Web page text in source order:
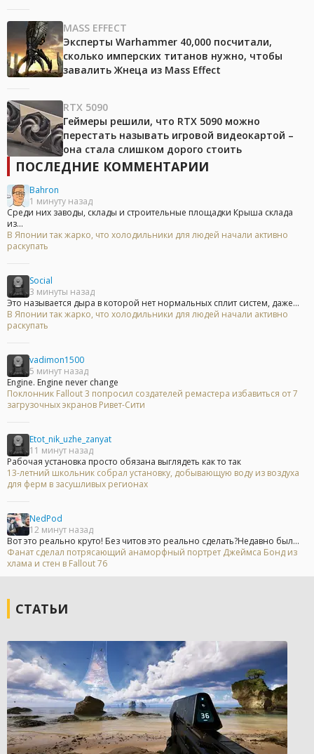
MASS EFFECT
Эксперты Warhammer 40,000 посчитали,
сколько имперских титанов нужно, чтобы
завалить Жнеца из Mass Effect
RTX 5090
Геймеры решили, что RTX 5090 можно
перестать называть игровой видеокартой –
она стала слишком дорого стоить
ПОСЛЕДНИЕ КОММЕНТАРИИ
Bahron
1 минуту назад
Среди них заводы, склады и строительные площадки Крыша склада
из...
В Японии так жарко, что холодильники для людей начали активно
раскупать
Social
3 минуты назад
Это называется дыра в которой нет нормальных сплит систем, даже...
В Японии так жарко, что холодильники для людей начали активно
раскупать
vadimon1500
5 минут назад
Engine. Engine never change
Поклонник Fallout 3 попросил создателей ремастера избавиться от 7
загрузочных экранов Ривет-Сити
Etot_nik_uzhe_zanyat
11 минут назад
Рабочая установка просто обязана выглядеть как то так
13-летний школьник собрал установку, добывающую воду из воздуха
для ферм в засушливых регионах
NedPod
12 минут назад
Вот это реально круто! Без читов это реально сделать?Недавно был...
Фанат сделал потрясающий анаморфный портрет Джеймса Бонд из
хлама и стен в Fallout 76
СТАТЬИ